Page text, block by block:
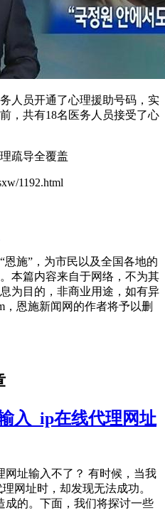
人员开通了心理援助号码，实
，共有18名医务人员接受了心
疏导全覆盖
1192.html
施”，为市民以及全国各地的
本篇内容来自于网络，不为其
为目的，非商业用途，如有异
，恩施新闻网的作者将予以删
入_ip在线代理网址
网址输入不了？ 有时候，当我
网址时，却发现无法成功。
成的。下面，我们将探讨一些